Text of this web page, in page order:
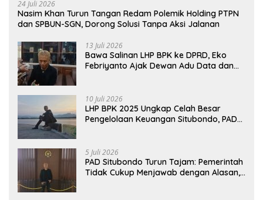
24 Juli 2026
Nasim Khan Turun Tangan Redam Polemik Holding PTPN
dan SPBUN-SGN, Dorong Solusi Tanpa Aksi Jalanan
13 Juli 2026
Bawa Salinan LHP BPK ke DPRD, Eko
Febriyanto Ajak Dewan Adu Data dan
10 Juli 2026
LHP BPK 2025 Ungkap Celah Besar
Pengelolaan Keuangan Situbondo, PAD
5 Juli 2026
PAD Situbondo Turun Tajam: Pemerintah
Tidak Cukup Menjawab dengan Alasan,